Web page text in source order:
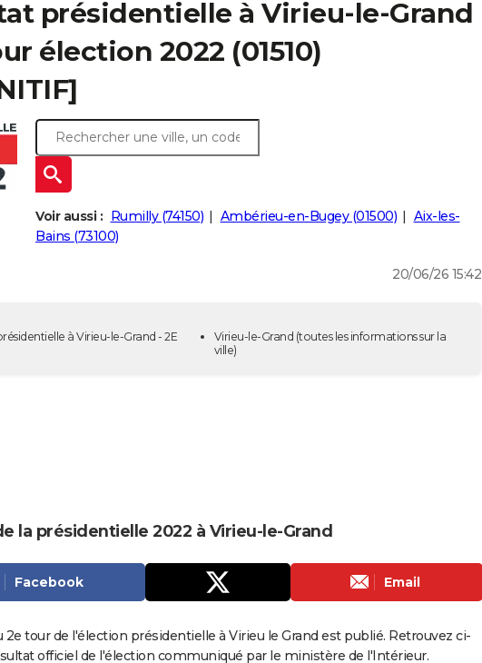
présidentielle à Virieu-le-Grand
élection 2022 (01510)
Voir aussi : Rumilly (74150) Ambérieu-en-Bugey (01500)
Aix-les-
Bains (73100)
20/06/26 15:42
à Virieu-le-Grand - 2E
Virieu-le-Grand (toutes les informations sur la
ville)
la présidentielle 2022 à Virieu-le-Grand
Facebook Email
2e tour de l'élection présidentielle à Virieu le Grand est publié. Retrouvez ci-
officiel de l'élection communiqué par le ministère de l'Intérieur.